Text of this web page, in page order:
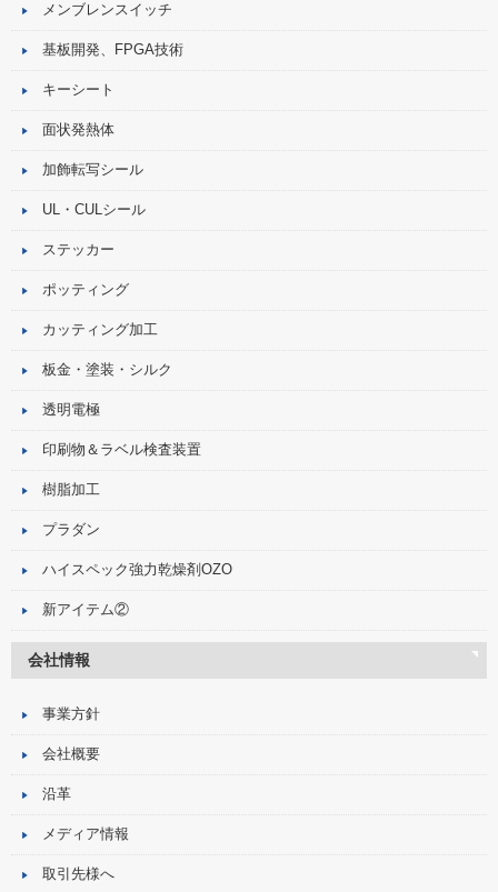
メンブレンスイッチ
基板開発、FPGA技術
キーシート
面状発熱体
加飾転写シール
UL・CULシール
ステッカー
ポッティング
カッティング加工
板金・塗装・シルク
透明電極
印刷物＆ラベル検査装置
樹脂加工
プラダン
ハイスペック強力乾燥剤OZO
新アイテム②
会社情報
事業方針
会社概要
沿革
メディア情報
取引先様へ